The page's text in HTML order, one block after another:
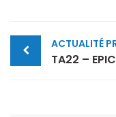
Post ACTUALITÉ